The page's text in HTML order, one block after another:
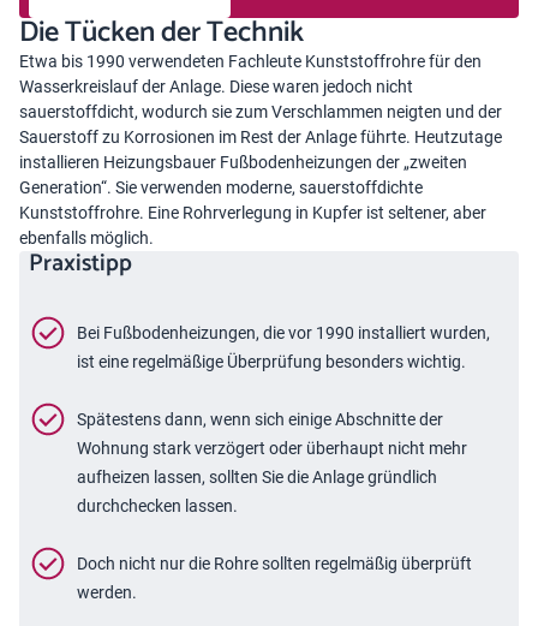
Die Tücken der Technik
Etwa bis 1990 verwendeten Fachleute Kunststoffrohre für den
Wasserkreislauf der Anlage. Diese waren jedoch nicht
sauerstoffdicht, wodurch sie zum Verschlammen neigten und der
Sauerstoff zu Korrosionen im Rest der Anlage führte. Heutzutage
installieren Heizungsbauer Fußbodenheizungen der „zweiten
Generation“. Sie verwenden moderne, sauerstoffdichte
Kunststoffrohre. Eine Rohrverlegung in Kupfer ist seltener, aber
ebenfalls möglich.
Praxistipp
Bei Fußbodenheizungen, die vor 1990 installiert wurden,
ist eine regelmäßige Überprüfung besonders wichtig.
Spätestens dann, wenn sich einige Abschnitte der
Wohnung stark verzögert oder überhaupt nicht mehr
aufheizen lassen, sollten Sie die Anlage gründlich
durchchecken lassen.
Doch nicht nur die Rohre sollten regelmäßig überprüft
werden.